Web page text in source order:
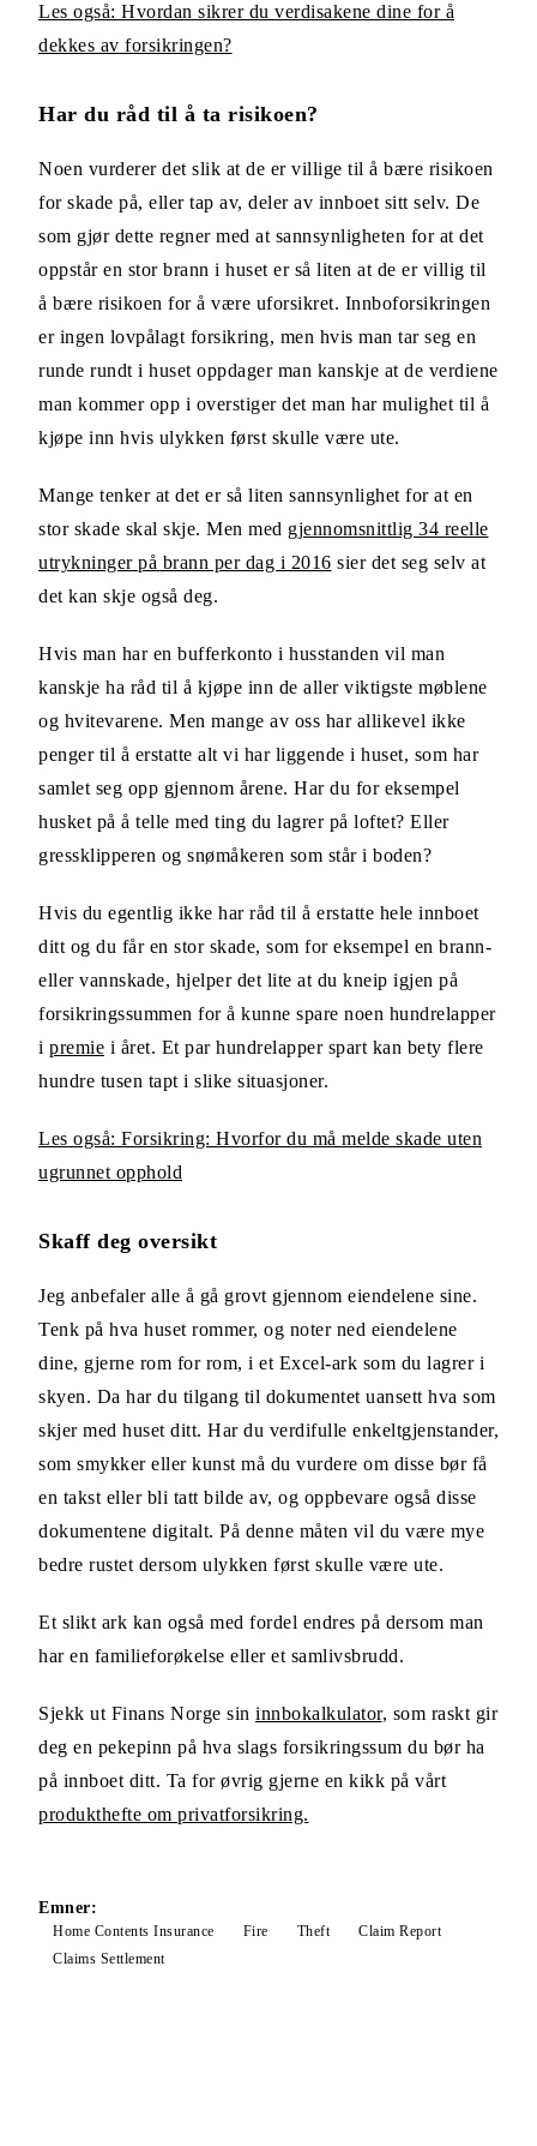
Les også: Hvordan sikrer du verdisakene dine for å
dekkes av forsikringen?
Har du råd til å ta risikoen?
Noen vurderer det slik at de er villige til å bære risikoen
for skade på, eller tap av, deler av innboet sitt selv. De
som gjør dette regner med at sannsynligheten for at det
oppstår en stor brann i huset er så liten at de er villig til
å bære risikoen for å være uforsikret. Innboforsikringen
er ingen lovpålagt forsikring, men hvis man tar seg en
runde rundt i huset oppdager man kanskje at de verdiene
man kommer opp i overstiger det man har mulighet til å
kjøpe inn hvis ulykken først skulle være ute.
Mange tenker at det er så liten sannsynlighet for at en
stor skade skal skje. Men med gjennomsnittlig 34 reelle
utrykninger på brann per dag i 2016 sier det seg selv at
det kan skje også deg.
Hvis man har en bufferkonto i husstanden vil man
kanskje ha råd til å kjøpe inn de aller viktigste møblene
og hvitevarene. Men mange av oss har allikevel ikke
penger til å erstatte alt vi har liggende i huset, som har
samlet seg opp gjennom årene. Har du for eksempel
husket på å telle med ting du lagrer på loftet? Eller
gressklipperen og snømåkeren som står i boden?
Hvis du egentlig ikke har råd til å erstatte hele innboet
ditt og du får en stor skade, som for eksempel en brann-
eller vannskade, hjelper det lite at du kneip igjen på
forsikringssummen for å kunne spare noen hundrelapper
i premie i året. Et par hundrelapper spart kan bety flere
hundre tusen tapt i slike situasjoner.
Les også: Forsikring: Hvorfor du må melde skade uten
ugrunnet opphold
Skaff deg oversikt
Jeg anbefaler alle å gå grovt gjennom eiendelene sine.
Tenk på hva huset rommer, og noter ned eiendelene
dine, gjerne rom for rom, i et Excel-ark som du lagrer i
skyen. Da har du tilgang til dokumentet uansett hva som
skjer med huset ditt. Har du verdifulle enkeltgjenstander,
som smykker eller kunst må du vurdere om disse bør få
en takst eller bli tatt bilde av, og oppbevare også disse
dokumentene digitalt. På denne måten vil du være mye
bedre rustet dersom ulykken først skulle være ute.
Et slikt ark kan også med fordel endres på dersom man
har en familieforøkelse eller et samlivsbrudd.
Sjekk ut Finans Norge sin innbokalkulator, som raskt gir
deg en pekepinn på hva slags forsikringssum du bør ha
på innboet ditt. Ta for øvrig gjerne en kikk på vårt
produkthefte om privatforsikring.
Emner:
Home Contents Insurance Fire Theft
Claim Report
Claims Settlement